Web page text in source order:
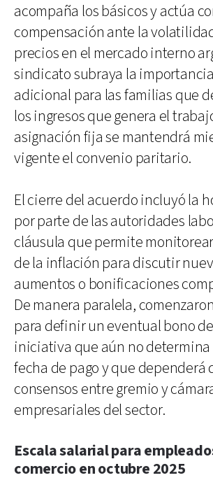
acompaña los básicos y actúa
compensación ante la
precios en el mercado interno
sindicato subraya la
adicional para las familias que
los ingresos que genera el
asignación fija se mantendrá
vigente el convenio paritario.
El cierre del acuerdo incluyó la
por parte de las autoridades
cláusula que permite
de la inflación para discutir
aumentos o bonificaciones
De manera paralela,
para definir un eventual bono
iniciativa que aún no
fecha de pago y que dependerá
consensos entre gremio y
empresariales del sector.
Escala salarial para
comercio en octubre 2025